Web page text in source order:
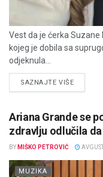
Vest da je ćerka Suzane
kojeg je dobila sa
odjeknula...
SAZNAJTE VIŠEDETAILS
Ariana Grande se
zdravlju odlučila
BY MIŠKO PETROVIĆ
MUZIKA